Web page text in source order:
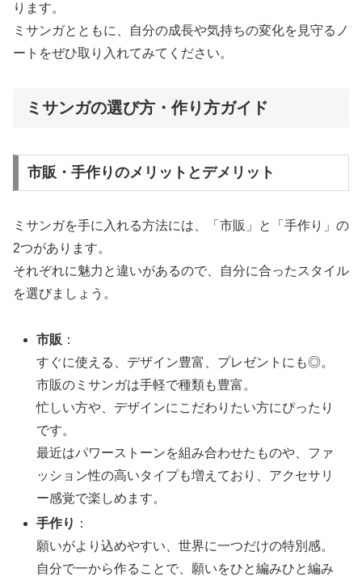
ります。
ミサンガとともに、自分の成長や気持ちの変化を見守るノ
ートをぜひ取り入れてみてください。
ミサンガの選び方・作り方ガイド
市販・手作りのメリットとデメリット
ミサンガを手に入れる方法には、「市販」と「手作り」の
2つがあります。
それぞれに魅力と違いがあるので、自分に合ったスタイル
を選びましょう。
市販 ：
すぐに使える、デザイン豊富、プレゼントにも◎。
市販のミサンガは手軽で種類も豊富。
忙しい方や、デザインにこだわりたい方にぴったり
です。
最近はパワーストーンを組み合わせたものや、ファ
ッション性の高いタイプも増えており、アクセサリ
ー感覚で楽しめます。
手作り ：
願いがより込めやすい、世界に一つだけの特別感。
自分で一から作ることで、願いをひと編みひと編み